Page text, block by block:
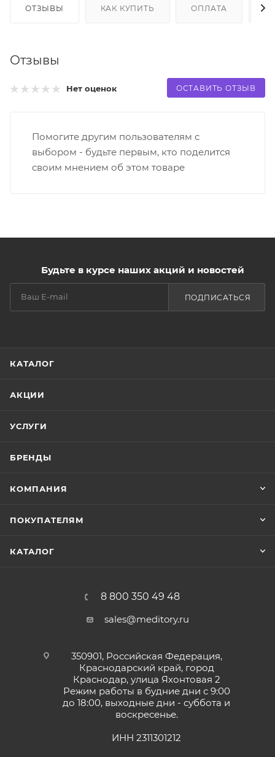
ОТЗЫВЫ КАК КУПИТЬ ОПЛАТА
Отзывы
Нет оценок ОСТАВИТЬ ОТЗЫВ
Помогите другим пользователям с
выбором - будьте первым, кто поделится
своим мнением об этом товаре
Будьте в курсе наших акций и новостей
ПОДПИСАТЬСЯ
КАТАЛОГ
АКЦИИ
УСЛУГИ
БРЕНДЫ
КОМПАНИЯ
ПОКУПАТЕЛЯМ
КАТАЛОГ
8 800 350 49 48
sales@meditory.ru
350901, Российская Федерация,
Краснодарский край, город
Краснодар, улица Яхонтовая 2
Режим работы в будние дни с 9:00
до 18:00, выходные дни - суббота и
воскресенье.
ИНН 2311301212